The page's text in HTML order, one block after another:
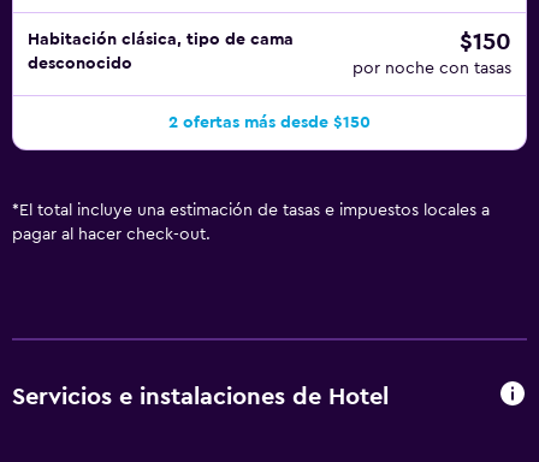
Habitación clásica, tipo de cama
desconocido
$150
por noche con tasas
2 ofertas más desde $150
* El total incluye una estimación de tasas e impuestos locales a
pagar al hacer check-out.
Servicios e instalaciones de Hotel